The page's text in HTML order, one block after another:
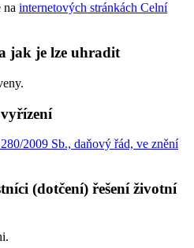
na internetových stránkách Celní
jak je lze uhradit
2009 Sb., daňový řád, ve znění
(dotčení) řešení životní